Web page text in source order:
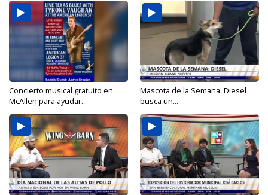
Concierto musical gratuito en
McAllen para ayudar...
Mascota de la Semana: Diesel
busca un...